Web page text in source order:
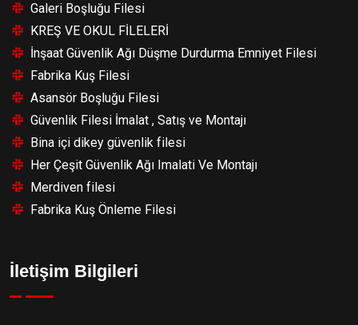
Galeri Boşluğu Filesi
KREŞ VE OKUL FİLELERİ
İnşaat Güvenlik Ağı Düşme Durdurma Emniyet Filesi
Fabrika Kuş Filesi
Asansör Boşluğu Filesi
Güvenlik Filesi İmalat , Satış ve Montajı
Bina içi dikey güvenlik filesi
Her Çeşit Güvenlik Ağı Imalati Ve Montajı
Merdiven filesi
Fabrika Kuş Önleme Filesi
İletişim Bilgileri